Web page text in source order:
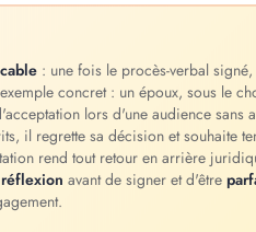
: une fois le procès-verbal
concret : un époux, sous le
lors d'une audience sans
il regrette sa décision et souhaite
rend tout retour en arrière
avant de signer et d'être